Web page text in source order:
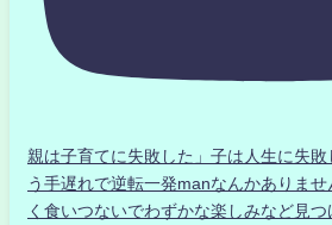
親は子育てに失敗した」子は人生に失敗
う手遅れで逆転一発manなんかありま
く食いつないでわずかな楽しみなど見